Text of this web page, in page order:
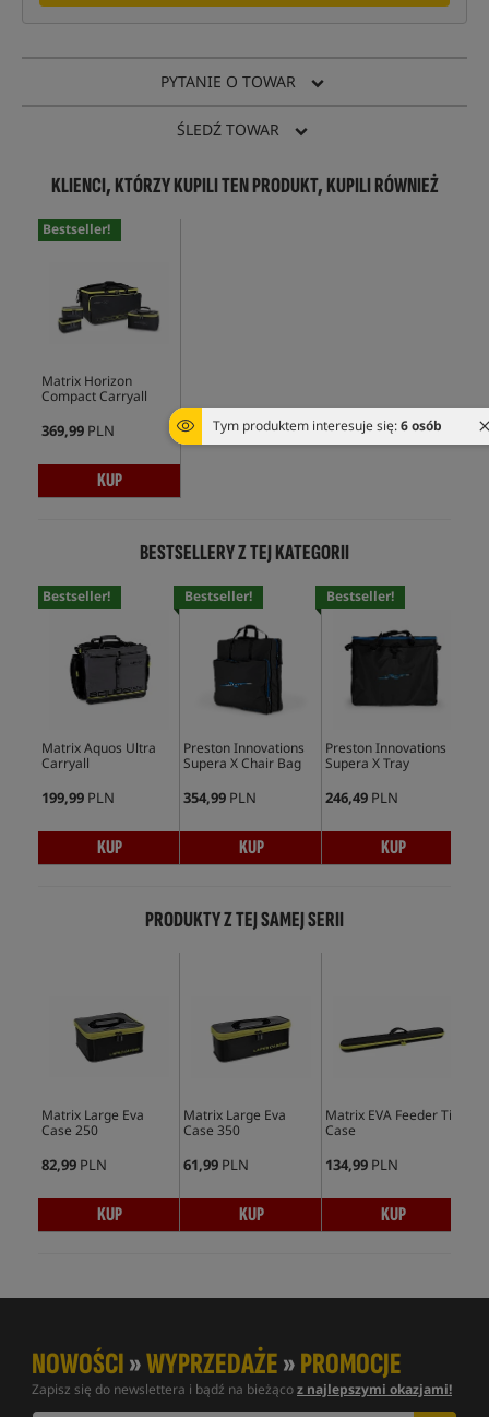
Tym produktem interesuje się:6 osób
PYTANIE O TOWAR
ŚLEDŹ TOWAR
KLIENCI, KTÓRZY KUPILI TEN PRODUKT, KUPILI RÓWNIEŻ
Bestseller!
Matrix Horizon
Compact Carryall
369,99 PLN
KUP
BESTSELLERY Z TEJ KATEGORII
Bestseller!
Matrix Aquos Ultra
Carryall
199,99 PLN
KUP
Bestseller!
Preston Innovations
Supera X Chair Bag
354,99 PLN
KUP
Bestseller!
Preston Innovations
Supera X Tray
246,49 PLN
KUP
PRODUKTY Z TEJ SAMEJ SERII
Matrix Large Eva
Case 250
82,99 PLN
KUP
Matrix Large Eva
Case 350
61,99 PLN
KUP
Matrix EVA Feeder Tip
Case
134,99 PLN
KUP
NOWOŚCI»WYPRZEDAŻE»PROMOCJE
Zapisz się do newslettera i bądź na bieżącoz najlepszymi okazjami!